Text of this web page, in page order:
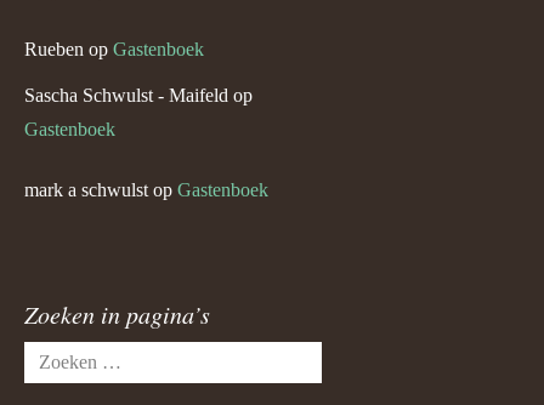
Rueben op Gastenboek
Sascha Schwulst - Maifeld op
Gastenboek
mark a schwulst op Gastenboek
Zoeken in pagina’s
Zoeken
naar: